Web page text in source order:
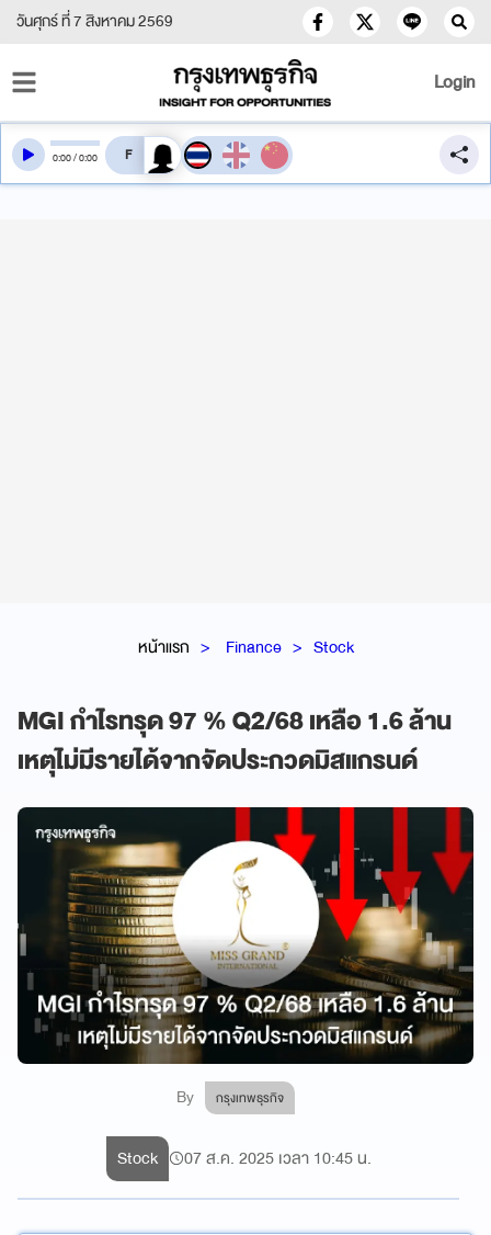
วันศุกร์ ที่ 7 สิงหาคม 2569
Login
หน้าแรก Finance Stock
MGI กำไรทรุด 97 % Q2/68 เหลือ 1.6 ล้าน
เหตุไม่มีรายได้จากจัดประกวดมิสแกรนด์
By กรุงเทพธุรกิจ
0:00/0:00 สลับเสียงอ่าน
Stock 07 ส.ค. 2025 เวลา 10:45 น.